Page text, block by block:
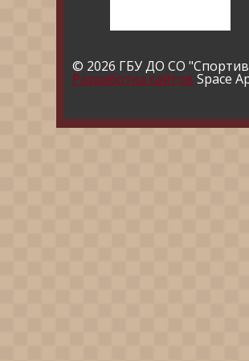
© 2026 ГБУ ДО СО
Разработка сайтов Space